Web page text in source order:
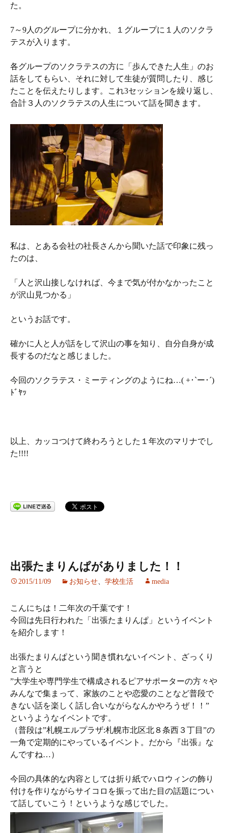
た。
7～9人のグループに分かれ、１グループに１人のソクラ
テスが入ります。
各グループのソクラテスの方に「歩んできた人生」のお
話をしてもらい、それに対して生徒が質問したり、感じ
たことを伝えたりします。これ3セッションを繰り返し、
合計３人のソクラテスの人生について話を聞きます。
私は、とある会社の社長さんから聞いた話で印象に残っ
たのは、
「人と沢山接しなければ、今まで気が付かなかったこと
が沢山見つかる」
というお話です。
確かに人と人が話をして沢山の事を知り、自分自身が成
長するのだなと感じました。
今回のソクラテス・ミーティングのようにね…( +･`ー･´)
ﾄﾞﾔｯ
以上、カッコつけて終わろうとした１年次のマリナでし
た!!!!
出張たまりんぱがありました！！
2015/11/09 お知らせ、 学校生活 media
こんにちは！二年次の千葉です！
今回は先日行われた「出張たまりんぱ」というイベント
を紹介します！
出張たまりんぱという聞き慣れないイベント、ざっくり
と言うと
”大学生や専門学生で構成されるピアサポーターの方々や
みんなで集まって、家族のことや恋愛のことなど普段で
きない話を楽しく話し合いながらなんかやろうぜ！！”
というようなイベントです。
（普段は”札幌エルプラザ:札幌市北区北８条西３丁目”の
一角で定期的にやっているイベント。だから『出張』な
んですね…）
今回の具体的な内容としては折り紙でハロウィンの飾り
付けを作りながらサイコロを振って出た目の話題につい
て話していこう！というような感じでした。